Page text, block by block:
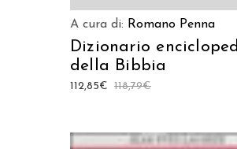
A cura di: Romano Penna
Dizionario
della Bibbia
118,79€
112,85€